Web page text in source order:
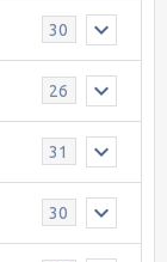
30
26
31
30